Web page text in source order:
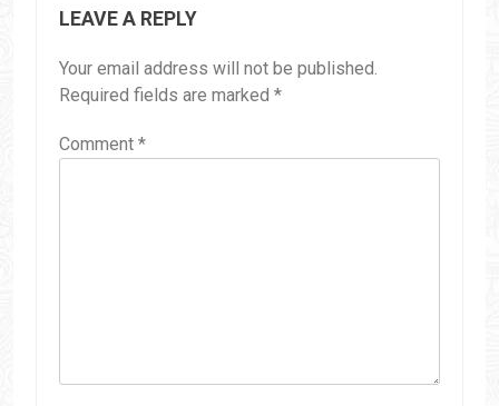
LEAVE A REPLY
Your email address will not be published.
Required fields are marked *
Comment *